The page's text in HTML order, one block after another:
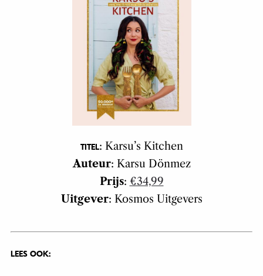
TITEL: Karsu’s Kitchen
Auteur: Karsu Dönmez
Prijs: €34,99
Uitgever: Kosmos Uitgevers
LEES OOK: